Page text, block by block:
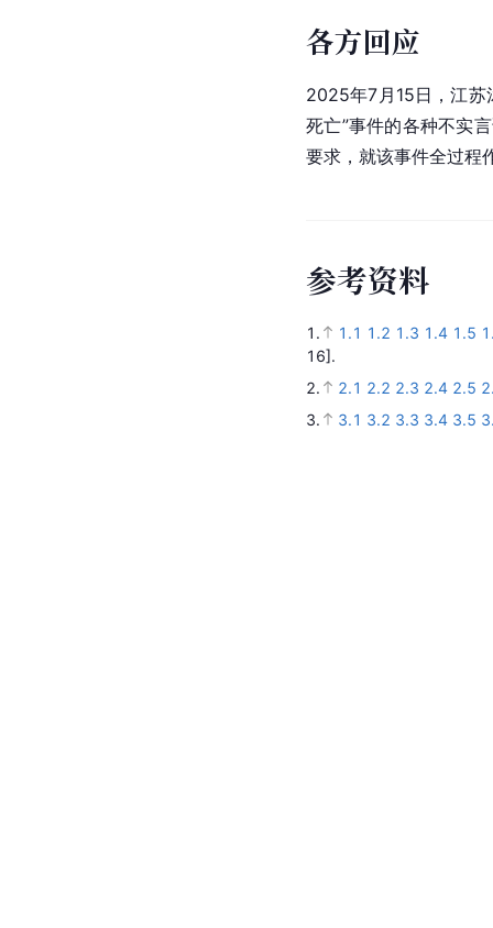
各方回应
2025年7月15日，江苏
死亡”事件的各种不实
要求，就该事件全过程
参考资料
1. 1.1 1.2 1.3 1.4 1.5
16].
2.
2.1 2.2 2.3 2.4 2.5
3.
3.1 3.2 3.3 3.4 3.5